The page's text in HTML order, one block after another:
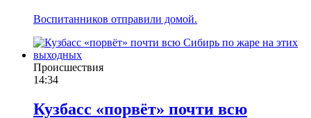
Воспитанников отправили домой.
Происшествия
14:34
Кузбасс «порвёт» почти всю